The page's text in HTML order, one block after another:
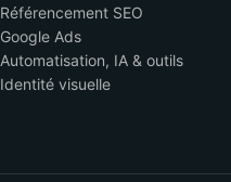
Référencement SEO
Google Ads
Automatisation, IA & outils
Identité visuelle